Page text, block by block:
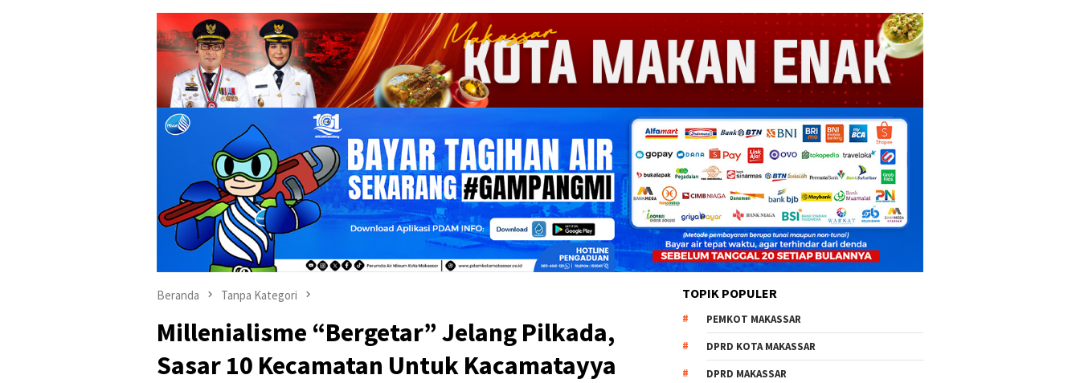
Beranda Tanpa Kategori
Millenialisme “Bergetar” Jelang Pilkada,
Sasar 10 Kecamatan Untuk Kacamatayya
TOPIK POPULER
PEMKOT MAKASSAR
DPRD KOTA MAKASSAR
DPRD MAKASSAR